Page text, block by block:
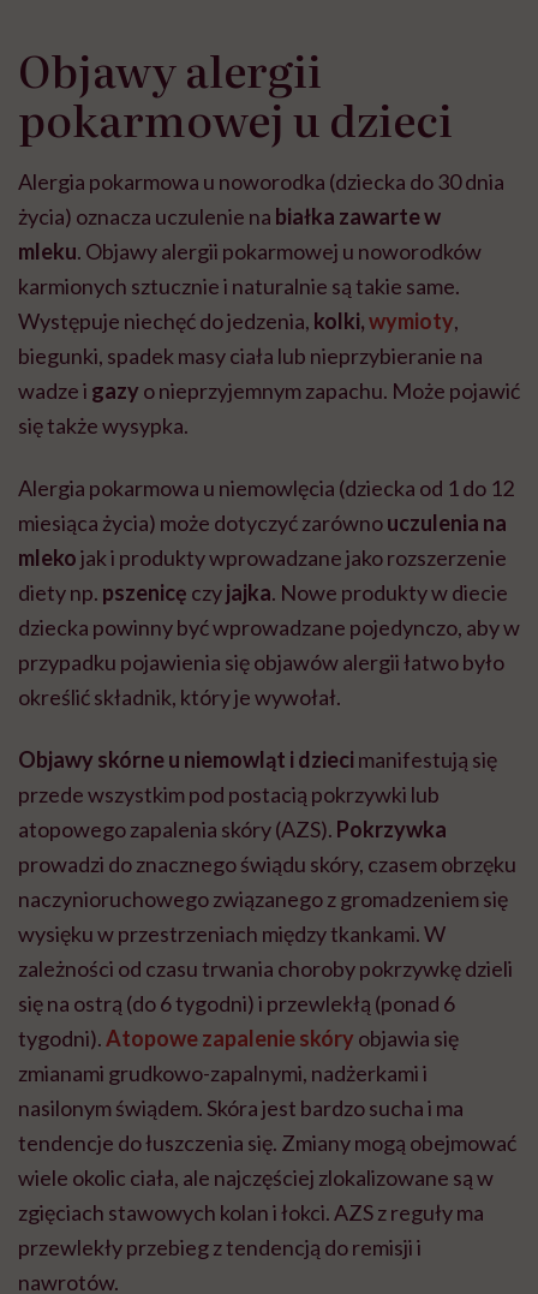
Objawy alergii
pokarmowej u dzieci
Alergia pokarmowa u noworodka (dziecka do 30 dnia
życia) oznacza uczulenie na białka zawarte w
mleku. Objawy alergii pokarmowej u noworodków
karmionych sztuczniei naturalnie są takie same.
Występuje niechęć do jedzenia, kolki,wymioty,
biegunki, spadek masy ciała lub nieprzybieranie na
wadze i gazy o nieprzyjemnym zapachu. Może pojawić
się także wysypka.
Alergia pokarmowa u niemowlęcia (dziecka od 1 do 12
miesiąca życia) może dotyczyć zarównouczulenia na
mlekojak i produkty wprowadzane jako rozszerzenie
diety np. pszenicę czyjajka. Nowe produkty w diecie
dziecka powinny być wprowadzane pojedynczo, aby w
przypadku pojawienia się objawów alergii łatwo było
określić składnik, który je wywołał.
Objawy skórne u niemowląt i dzieci manifestują się
przede wszystkim pod postacią pokrzywki lub
atopowego zapalenia skóry (AZS). Pokrzywka
prowadzi do znacznego świądu skóry, czasemobrzęku
naczynioruchowego związanego z gromadzeniem się
wysięku w przestrzeniach między tkankami. W
zależności od czasu trwania choroby pokrzywkę dzieli
się na ostrą (do 6 tygodni) i przewlekłą (ponad 6
tygodni).Atopowe zapalenie skóry objawia się
zmianami grudkowo-zapalnymi, nadżerkami i
nasilonym świądem. Skóra jest bardzo sucha i ma
tendencje do łuszczenia się. Zmiany mogą obejmować
wiele okolic ciała, ale najczęściej zlokalizowane są w
zgięciach stawowych kolan iłokci. AZSz reguły ma
przewlekły przebieg z tendencją do remisji i
nawrotów.